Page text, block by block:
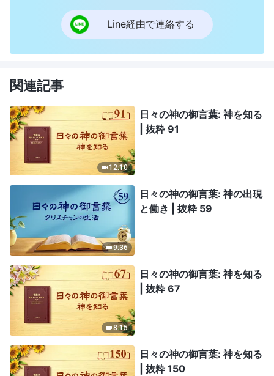
Line経由で連絡する
関連記事
12:10
日々の神の御言葉: 神を知る
| 抜粋 91
9:36
日々の神の御言葉: 神の出現
と働き | 抜粋 59
8:15
日々の神の御言葉: 神を知る
| 抜粋 67
日々の神の御言葉: 神を知る
| 抜粋 150